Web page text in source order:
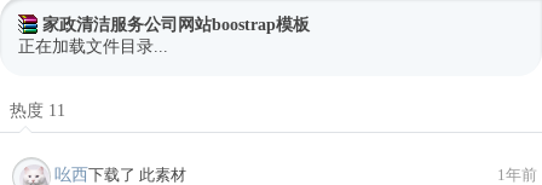
家政清洁服务公司网站boostrap模板
正在加载文件目录...
热度 11
吆西下载了 此素材 1年前